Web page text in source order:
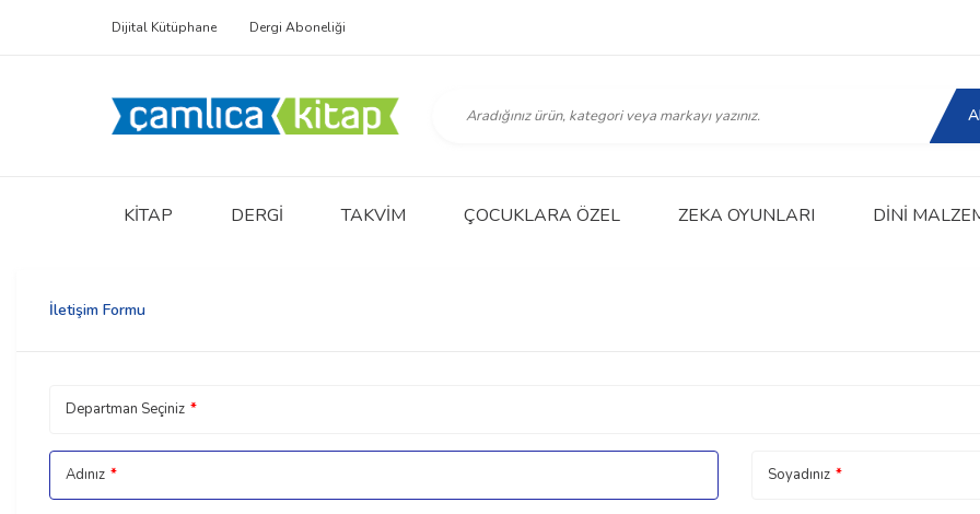
Dijital Kütüphane Dergi Aboneliği
KITAP DERGI TAKVIM ÇOCUKLARA ÖZEL ZEKA OYUNLARI DINI
İletişim Formu
Departman Seçiniz *
Adınız * Soyadınız *